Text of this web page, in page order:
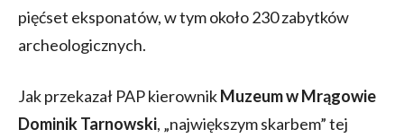
pięćset eksponatów, w tym około 230 zabytków
archeologicznych.
Jak przekazał PAP kierownikMuzeum w Mrągowie
Dominik Tarnowski, „największym skarbem” tej